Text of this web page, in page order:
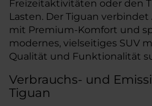
Freizeitaktivitäten oder den
Lasten. Der Tiguan
mit Premium-Komfort und
modernes, vielseitiges SUV
Qualität und Funktionalität
Verbrauchs- und
Tiguan